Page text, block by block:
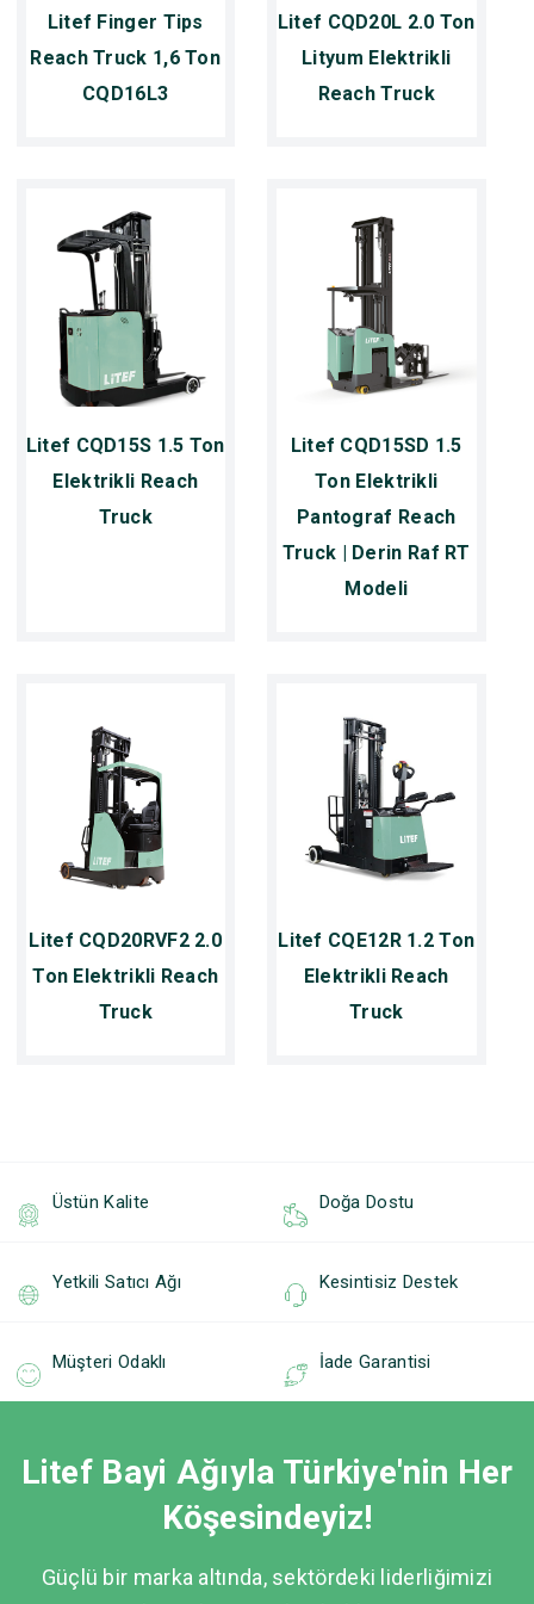
Litef Finger Tips
Reach Truck 1,6 Ton
CQD16L3
Litef CQD20L 2.0 Ton
Lityum Elektrikli
Reach Truck
Litef CQD15S 1.5 Ton
Elektrikli Reach
Truck
Litef CQD15SD 1.5
Ton Elektrikli
Pantograf Reach
Truck | Derin Raf RT
Modeli
Litef CQD20RVF2 2.0
Ton Elektrikli Reach
Truck
Litef CQE12R 1.2 Ton
Elektrikli Reach
Truck
Üstün Kalite Doğa Dostu
Yetkili Satıcı Ağı Kesintisiz Destek
Müşteri Odaklı İade Garantisi
Litef Bayi Ağıyla Türkiye'nin Her
Köşesindeyiz!
Güçlü bir marka altında, sektördeki liderliğimizi